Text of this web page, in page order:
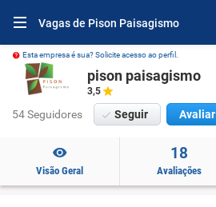
Vagas de Pison Paisagismo
Esta empresa é sua? Solicite acesso ao perfil.
pison paisagismo
3,5
54 Seguidores Seguir Avaliar
Visão Geral
18
Avaliações